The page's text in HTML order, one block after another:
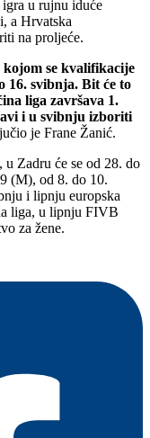
igra u rujnu iduće
a Hrvatska
na proljeće.
kojom se kvalifikacije
16. svibnja. Bit će to
liga završava 1.
i u svibnju izboriti
je Frane Žanić.
Zadru će se od 28. do
(M), od 8. do 10.
i lipnju europska
liga, u lipnju FIVB
za žene.